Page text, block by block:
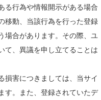
る行為や情報開示がある場合
移動、当該行為を行った登録
場合があります。その際、ユ
て、異議を申し立てることは
損害につきましては、当サイ
す。また、登録されていたデ